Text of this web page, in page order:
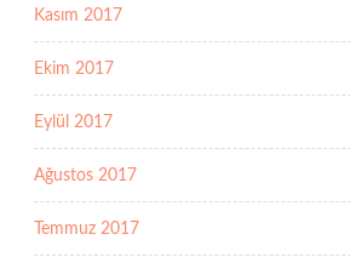
Kasım 2017
Ekim 2017
Eylül 2017
Ağustos 2017
Temmuz 2017